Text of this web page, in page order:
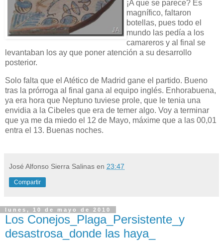
¡A que se parece? Es
magnífico, faltaron
botellas, pues todo el
mundo las pedía a los
camareros y al final se
levantaban los ay que poner atención a su desarrollo
posterior.
Solo falta que el Atético de Madrid gane el partido. Bueno
tras la prórroga al final gana al equipo inglés. Enhorabuena,
ya era hora que Neptuno tuviese prole, que le tenia una
envidia a la Cibeles que era de temer algo. Voy a terminar
que ya me da miedo el 12 de Mayo, máxime que a las 00,01
entra el 13. Buenas noches.
José Alfonso Sierra Salinas en 23:47
Compartir
lunes, 10 de mayo de 2010
Los Conejos_Plaga_Persistente_y
desastrosa_donde las haya_